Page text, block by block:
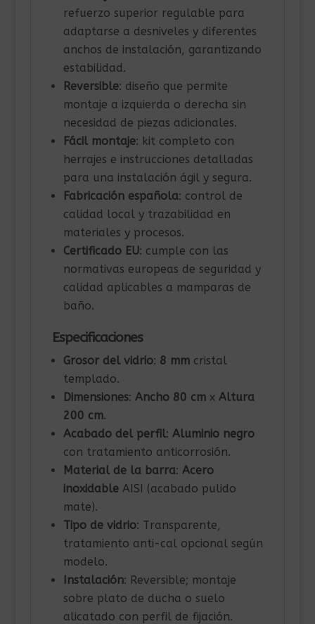
refuerzo superior regulable para
adaptarse a desniveles y diferentes
anchos de instalación, garantizando
estabilidad.
Reversible: diseño que permite
montaje a izquierda o derecha sin
necesidad de piezas adicionales.
Fácil montaje: kit completo con
herrajes e instrucciones detalladas
para una instalación ágil y segura.
Fabricación española: control de
calidad local y trazabilidad en
materiales y procesos.
Certificado EU: cumple con las
normativas europeas de seguridad y
calidad aplicables a mamparas de
baño.
Especificaciones
Grosor del vidrio: 8 mmcristal
templado.
Dimensiones: Ancho 80 cmx Altura
200 cm.
Acabado del perfil: Aluminio negro
con tratamiento anticorrosión.
Material de la barra: Acero
inoxidableAISI (acabado pulido
mate).
Tipo de vidrio: Transparente,
tratamiento anti-cal opcional según
modelo.
Instalación: Reversible; montaje
sobre plato de ducha o suelo
alicatado con perfil de fijación.